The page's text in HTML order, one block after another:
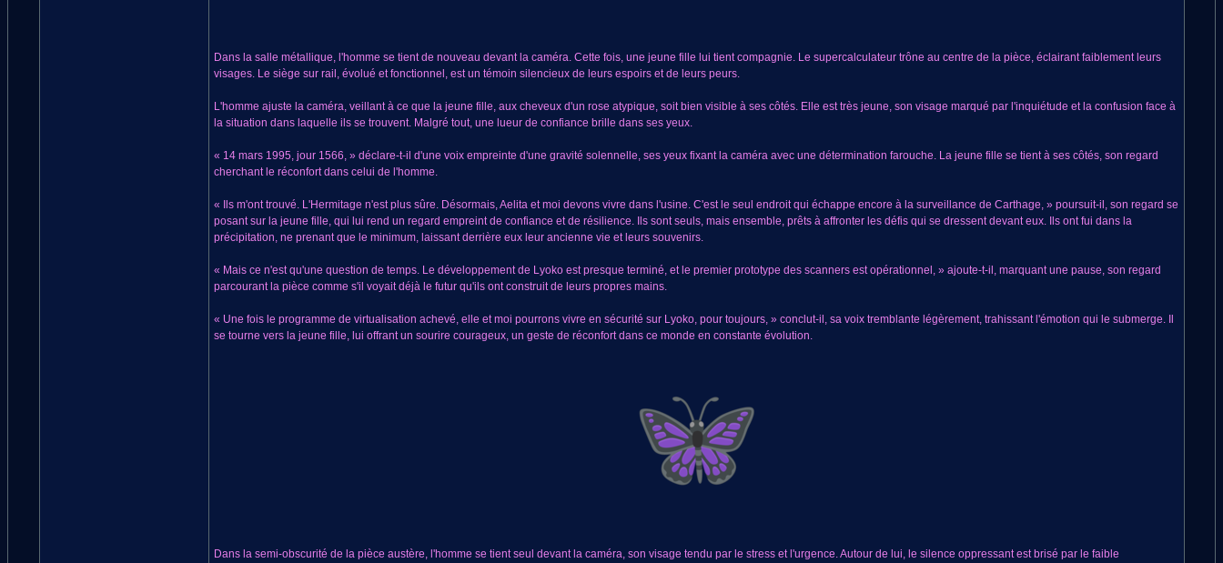
Dans la salle métallique, l'homme se tient de nouveau devant la caméra. Cette fois, une jeune fille lui tient compagnie. Le supercalculateur trône au centre de la pièce, éclairant faiblement leurs
visages. Le siège sur rail, évolué et fonctionnel, est un témoin silencieux de leurs espoirs et de leurs peurs.
L'homme ajuste la caméra, veillant à ce que la jeune fille, aux cheveux d'un rose atypique, soit bien visible à ses côtés. Elle est très jeune, son visage marqué par l'inquiétude et la confusion face à
la situation dans laquelle ils se trouvent. Malgré tout, une lueur de confiance brille dans ses yeux.
« 14 mars 1995, jour 1566, » déclare-t-il d'une voix empreinte d'une gravité solennelle, ses yeux fixant la caméra avec une détermination farouche. La jeune fille se tient à ses côtés, son regard
cherchant le réconfort dans celui de l'homme.
« Ils m'ont trouvé. L'Hermitage n'est plus sûre. Désormais, Aelita et moi devons vivre dans l'usine. C'est le seul endroit qui échappe encore à la surveillance de Carthage, » poursuit-il, son regard se
posant sur la jeune fille, qui lui rend un regard empreint de confiance et de résilience. Ils sont seuls, mais ensemble, prêts à affronter les défis qui se dressent devant eux. Ils ont fui dans la
précipitation, ne prenant que le minimum, laissant derrière eux leur ancienne vie et leurs souvenirs.
« Mais ce n'est qu'une question de temps. Le développement de Lyoko est presque terminé, et le premier prototype des scanners est opérationnel, » ajoute-t-il, marquant une pause, son regard
parcourant la pièce comme s'il voyait déjà le futur qu'ils ont construit de leurs propres mains.
« Une fois le programme de virtualisation achevé, elle et moi pourrons vivre en sécurité sur Lyoko, pour toujours, » conclut-il, sa voix tremblante légèrement, trahissant l'émotion qui le submerge. Il
se tourne vers la jeune fille, lui offrant un sourire courageux, un geste de réconfort dans ce monde en constante évolution.
Dans la semi-obscurité de la pièce austère, l'homme se tient seul devant la caméra, son visage tendu par le stress et l'urgence. Autour de lui, le silence oppressant est brisé par le faible